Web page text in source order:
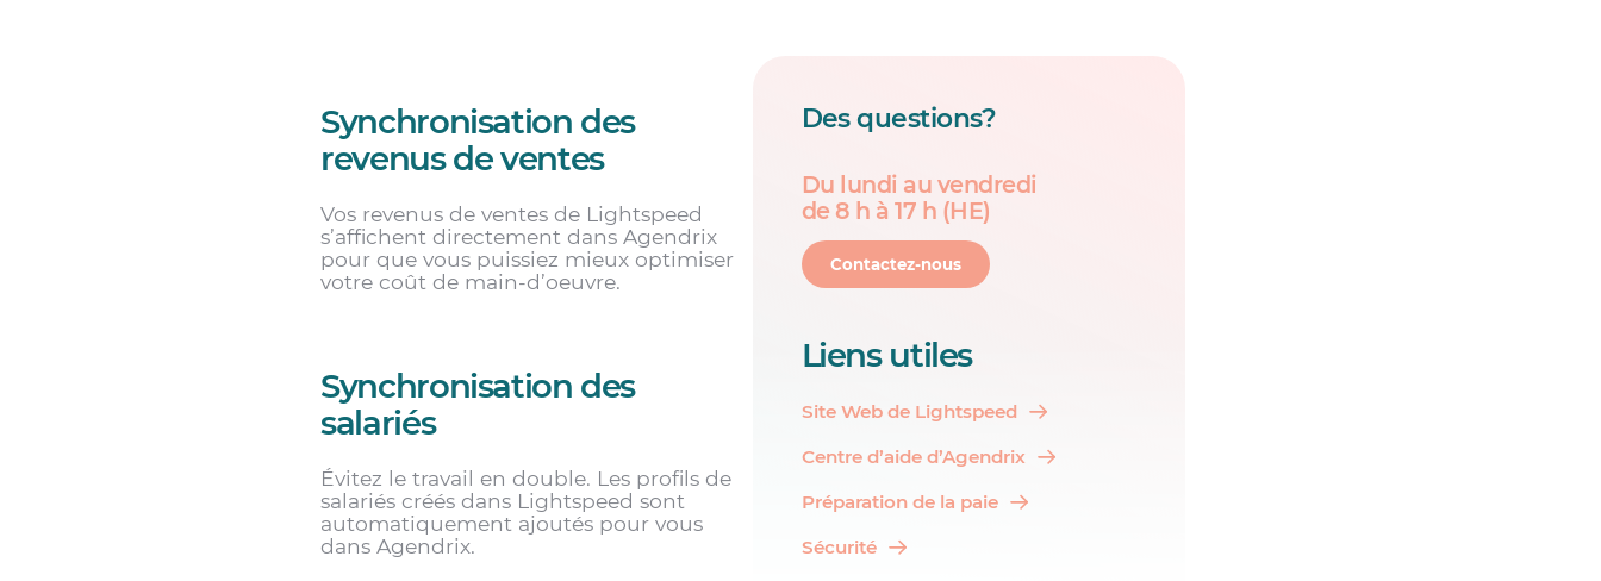
Synchronisation des
revenus de ventes
Vos revenus de ventes de Lightspeed
s’affichent directement dans Agendrix
pour que vous puissiez mieux optimiser
votre coût de main-d’oeuvre.
Synchronisation des
salariés
Évitez le travail en double. Les profils de
salariés créés dans Lightspeed sont
automatiquement ajoutés pour vous
dans Agendrix.
Des questions?
Du lundi au vendredi
de 8 h à 17 h (HE)
Contactez-nous
Liens utiles
Site Web de Lightspeed
Centre d’aide d’Agendrix
Préparation de la paie
Sécurité